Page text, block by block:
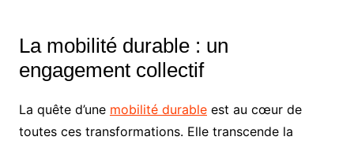
La mobilité durable : un
engagement collectif
La quête d’une mobilité durableest au cœur de
toutes ces transformations. Elle transcende la